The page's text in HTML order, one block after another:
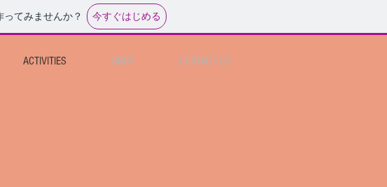
てみませんか？ 今すぐはじめる
ACTIVITIES SHOP CONTACT US